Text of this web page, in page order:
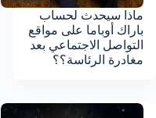
ماذا سيحدث لحساب
باراك أوباما على مواقع
التواصل الاجتماعي بعد
مغادرة الرئاسة؟؟